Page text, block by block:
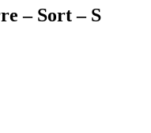
– Sort – S